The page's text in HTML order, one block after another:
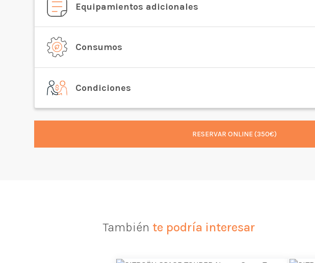
Equipamientos adicionales
Consumos
Condiciones
RESERVAR ONLINE (350€)
También te podría interesar